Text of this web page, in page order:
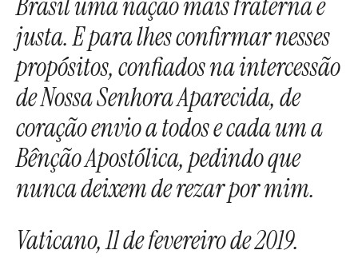
justa. E para lhes confirmar nesses
propósitos, confiados na intercessão
de Nossa Senhora Aparecida, de
coração envio a todos e cada um a
Bênção Apostólica, pedindo que
nunca deixem de rezar por mim.
Vaticano, 11 de fevereiro de 2019.